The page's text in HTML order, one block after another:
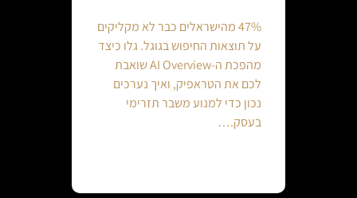
47% מהישראלים כבר לא מקליקים
על תוצאות החיפוש בגוגל. גלו כיצד
מהפכת ה-AI Overview שואבת
לכם את הטראפיק, ואיך נערכים
נכון כדי למנוע משבר תזרימי
בעסק.…